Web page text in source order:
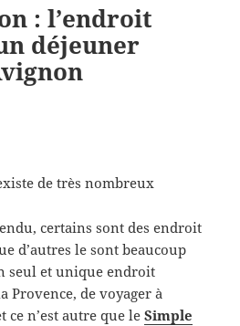
: l’endroit
déjeuner
de très nombreux
certains sont des endroit
d’autres le sont beaucoup
seul et unique endroit
Provence, de voyager à
ce n’est autre que leSimple